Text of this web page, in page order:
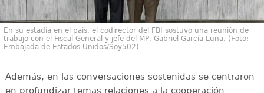
En su estadía en el país, el codirector del FBI sostuvo una reunión de
trabajo con el Fiscal General y jefe del MP, Gabriel García Luna. (Foto:
Embajada de Estados Unidos/Soy502)
Además, en las conversaciones sostenidas se centraron
en profundizar temas relaciones a la cooperación